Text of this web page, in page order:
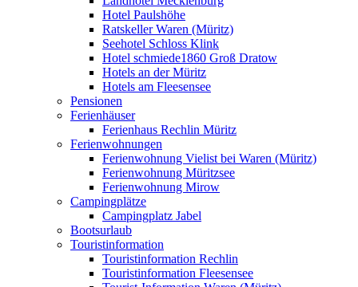
Hotel Paulshöhe
Ratskeller Waren (Müritz)
Seehotel Schloss Klink
Hotel schmiede1860 Groß Dratow
Hotels an der Müritz
Hotels am Fleesensee
Pensionen
Ferienhäuser
Ferienhaus Rechlin Müritz
Ferienwohnungen
Ferienwohnung Vielist bei Waren (Müritz)
Ferienwohnung Müritzsee
Ferienwohnung Mirow
Campingplätze
Campingplatz Jabel
Bootsurlaub
Touristinformation
Touristinformation Rechlin
Touristinformation Fleesensee